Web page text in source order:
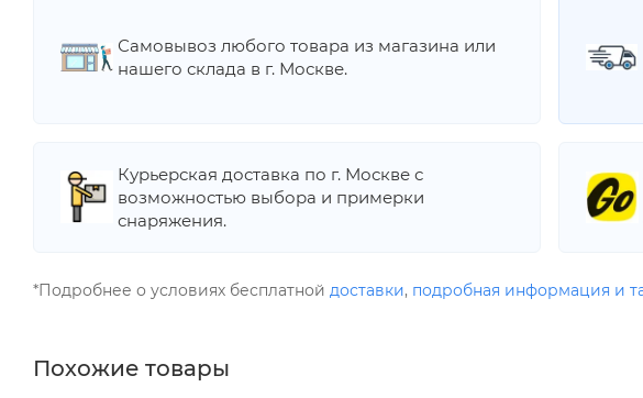
Самовывоз любого товара из магазина или
нашего склада в г. Москве.
Курьерская доставка по г. Москве с
возможностью выбора и примерки
снаряжения.
*Подробнее о условиях бесплатной доставки, подробная информация и
Похожие товары